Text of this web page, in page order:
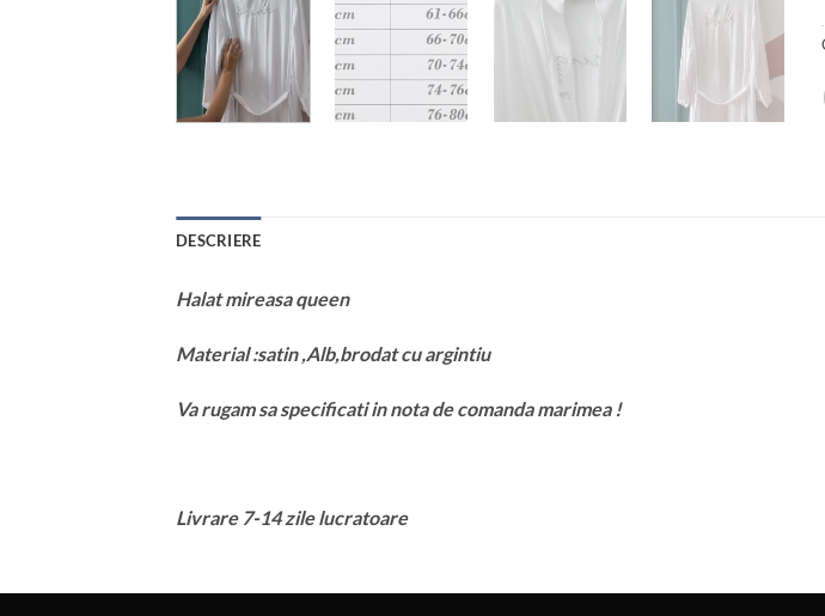
DESCRIERE
Halat mireasa queen
Material :satin ,Alb,brodat cu argintiu
Va rugam sa specificati in nota de comanda marimea !
Livrare 7-14 zile lucratoare